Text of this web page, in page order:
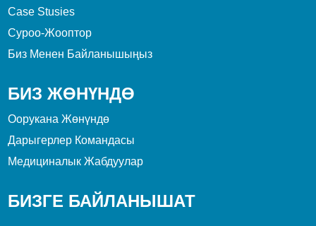
Case Stusies
Суроо-Жооптор
Биз Менен Байланышыңыз
БИЗ ЖӨНҮНДӨ
Оорукана Жөнүндө
Дарыгерлер Командасы
Медициналык Жабдуулар
БИЗГЕ БАЙЛАНЫШАТ